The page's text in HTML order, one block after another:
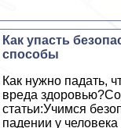
Как упасть
способы
Как нужно падать,
вреда
статьи:Учимся
падении у человека